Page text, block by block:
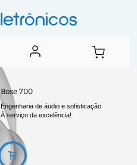
Bose 700
Engenharia de áudio e sofisticação
À serviço da excelência!